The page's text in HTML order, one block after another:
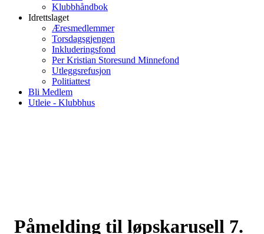
Klubbhåndbok
Idrettslaget
Æresmedlemmer
Torsdagsgjengen
Inkluderingsfond
Per Kristian Storesund Minnefond
Utleggsrefusjon
Politiattest
Bli Medlem
Utleie - Klubbhus
Påmelding til løpskarusell 7.